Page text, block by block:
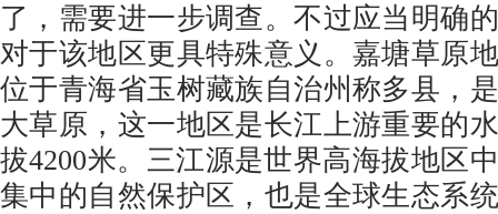
了，需要进一步调查。不过应当明确
对于该地区更具特殊意义。嘉塘草原
位于青海省玉树藏族自治州称多县，
大草原，这一地区是长江上游重要的
拔4200米。三江源是世界高海拔地区
集中的自然保护区，也是全球生态系